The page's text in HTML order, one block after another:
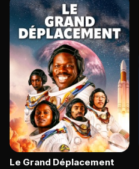
Le Grand Déplacement